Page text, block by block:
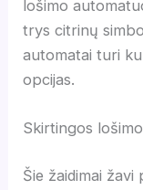
lošimo
trys citrinų
automatai turi
opcijas.
Skirtingos
Šie žaidimai